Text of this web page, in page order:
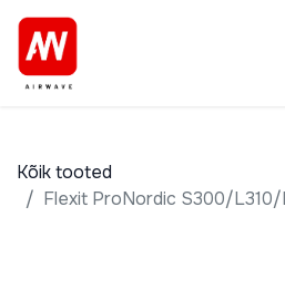
Kõik tooted
Flexit ProNordic S300/